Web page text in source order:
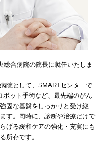
総合病院の院長に就任いたしま
院として、SMARTセンターで
ボット手術など、最先端のがん
固な基盤をしっかりと受け継
す。同時に、診断や治療だけで
げる緩和ケアの強化・充実にも
所存です。